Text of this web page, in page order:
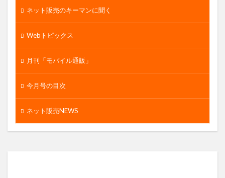
ネット販売のキーマンに聞く
Webトピックス
月刊「モバイル通販」
今月号の目次
ネット販売NEWS